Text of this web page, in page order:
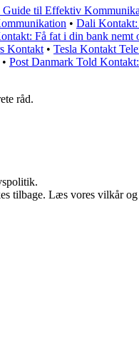
til Effektiv
• Dali Kontakt:
Få fat i din bank nemt
Kontakt • Tesla Kontakt
• Post Danmark Told
råd.
tilbage. Læs vores vilkår og